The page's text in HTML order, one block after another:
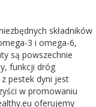
składników
3 i omega-6,
są powszechnie
funkcji dróg
pestek dyni jest
w promowaniu
oferujemy